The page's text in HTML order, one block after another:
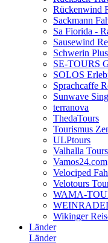
Rückenwind
Sackmann
Sa Fiorida -
Sausewind
Schwerin Plus
SE-TOURS
SOLOS
Sprachcaffe
Sunwave
terranova
ThedaTours
Tourismus
ULPtours
Valhalla Tours
Vamos24.com
Velociped
Velotours
WAMA-
Wikinger
Länder
Länder